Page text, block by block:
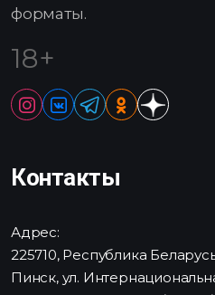
форматы.
18+
Контакты
Адрес:
225710, Республика
Пинск, ул.